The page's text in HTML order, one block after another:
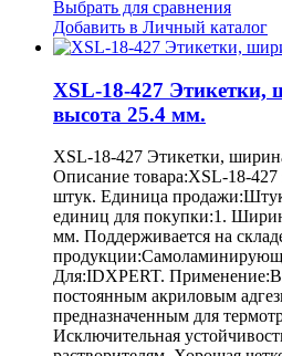
Выбрать для сравнения
Добавить в Личный каталог
XSL-18-427 Этикетки,
высота 25.4 мм.
XSL-18-427 Этикетки,
Описание товара:XSL-18-
штук. Единица
единиц для покупки:1.
мм. Поддерживается на
Для:IDXPERT.
постоянным акриловым
предназначенным для
Исключительная